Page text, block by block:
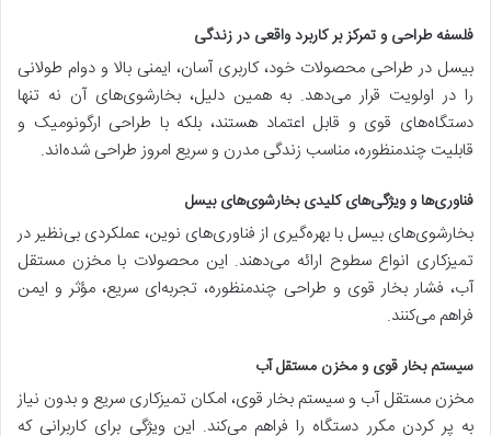
فلسفه طراحی و تمرکز بر کاربرد واقعی در زندگی
بیسل در طراحی محصولات خود، کاربری آسان، ایمنی بالا و دوام طولانی
را در اولویت قرار می‌دهد. به همین دلیل، بخارشوی‌های آن نه تنها
دستگاه‌های قوی و قابل اعتماد هستند، بلکه با طراحی ارگونومیک و
قابلیت چندمنظوره، مناسب زندگی مدرن و سریع امروز طراحی شده‌اند.
فناوری‌ها و ویژگی‌های کلیدی بخارشوی‌های بیسل
بخارشوی‌های بیسل با بهره‌گیری از فناوری‌های نوین، عملکردی بی‌نظیر در
تمیزکاری انواع سطوح ارائه می‌دهند. این محصولات با مخزن مستقل
آب، فشار بخار قوی و طراحی چندمنظوره، تجربه‌ای سریع، مؤثر و ایمن
فراهم می‌کنند.
سیستم بخار قوی و مخزن مستقل آب
مخزن مستقل آب و سیستم بخار قوی، امکان تمیزکاری سریع و بدون نیاز
به پر کردن مکرر دستگاه را فراهم می‌کند. این ویژگی برای کاربرانی که